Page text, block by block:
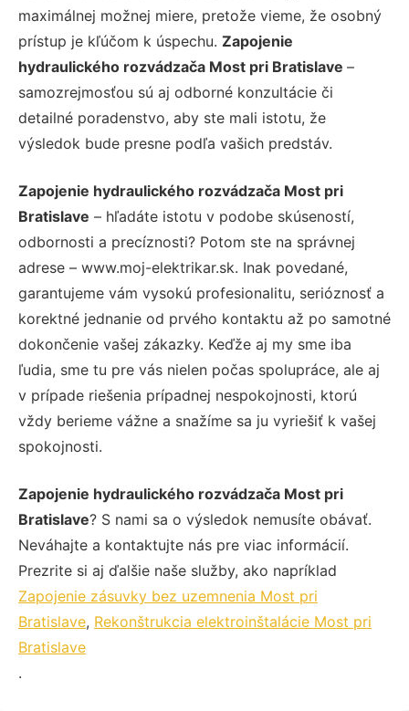
maximálnej možnej miere, pretože vieme, že osobný
prístup je kľúčom k úspechu. Zapojenie
hydraulického rozvádzača Most pri Bratislave –
samozrejmosťou sú aj odborné konzultácie či
detailné poradenstvo, aby ste mali istotu, že
výsledok bude presne podľa vašich predstáv.
Zapojenie hydraulického rozvádzača Most pri
Bratislave – hľadáte istotu v podobe skúseností,
odbornosti a precíznosti? Potom ste na správnej
adrese – www.moj-elektrikar.sk. Inak povedané,
garantujeme vám vysokú profesionalitu, serióznosť a
korektné jednanie od prvého kontaktu až po samotné
dokončenie vašej zákazky. Keďže aj my sme iba
ľudia, sme tu pre vás nielen počas spolupráce, ale aj
v prípade riešenia prípadnej nespokojnosti, ktorú
vždy berieme vážne a snažíme sa ju vyriešiť k vašej
spokojnosti.
Zapojenie hydraulického rozvádzača Most pri
Bratislave? S nami sa o výsledok nemusíte obávať.
Neváhajte a kontaktujte nás pre viac informácií.
Prezrite si aj ďalšie naše služby, ako napríklad
Zapojenie zásuvky bez uzemnenia Most pri
Bratislave, Rekonštrukcia elektroinštalácie Most pri
Bratislave
.